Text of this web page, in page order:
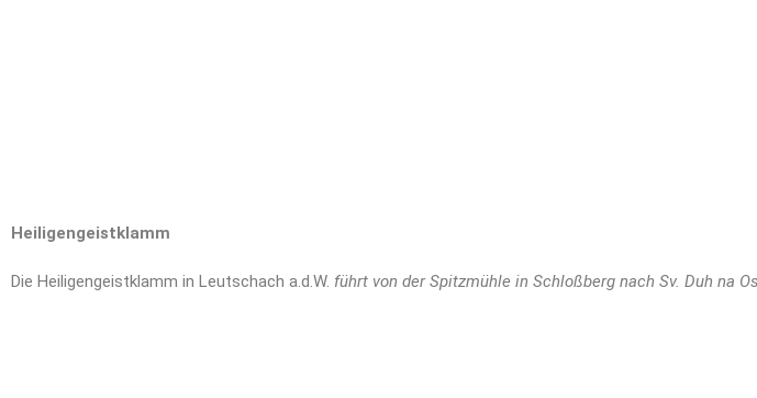
Heiligengeistklamm
Die Heiligengeistklamm in Leutschach a.d.W. führt von der Spitzmühle in Schloßberg nach Sv. Duh na